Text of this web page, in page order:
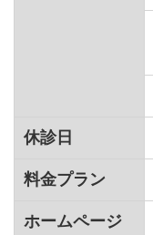
休診日
料金プラン
ホームページ